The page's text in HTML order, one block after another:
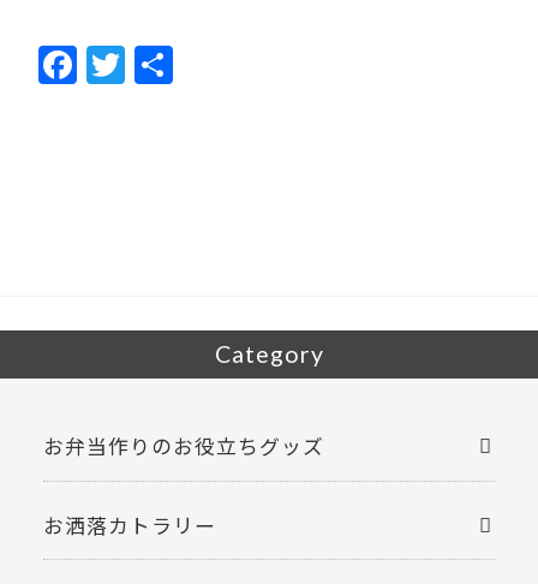
F
ac
T
w
Category
お弁当作りのお役立ちグッズ
お洒落カトラリー